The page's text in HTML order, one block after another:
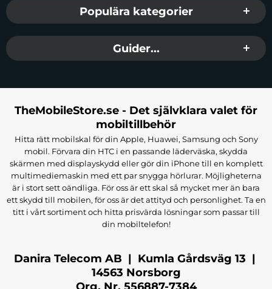
Populära kategorier
Guider...
TheMobileStore.se - Det självklara valet för
mobiltillbehör
Hitta rätt mobilskal för din Apple, Huawei, Samsung och Sony
mobil. Förvara din HTC i en passande läderväska, skydda
skärmen med displayskydd eller gör din iPhone till en komplett
multimediemaskin med ett par snygga hörlurar. Möjligheterna
är i stort sett oändliga. För oss är ett skal så mycket mer än bara
ett skydd till mobilen, för oss är det attityd och personlighet. Ta en
titt i vårt sortiment och hitta prisvärda lösningar som passar till
din mobiltelefon!
Danira Telecom AB | Kumla Gårdsväg 13 |
14563 Norsborg
Org. Nr. 556887-7384